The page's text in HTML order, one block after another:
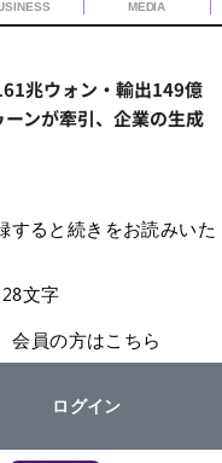
MEDIA
兆ウォン・輸出149億
ンが牽引、企業の生成
すると続きをお読みいた
文字
会員の方はこちら
ログイン